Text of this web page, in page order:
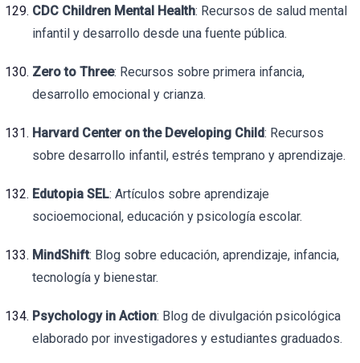
CDC Children Mental Health: Recursos de salud mental
infantil y desarrollo desde una fuente pública.
Zero to Three: Recursos sobre primera infancia,
desarrollo emocional y crianza.
Harvard Center on the Developing Child: Recursos
sobre desarrollo infantil, estrés temprano y aprendizaje.
Edutopia SEL: Artículos sobre aprendizaje
socioemocional, educación y psicología escolar.
MindShift: Blog sobre educación, aprendizaje, infancia,
tecnología y bienestar.
Psychology in Action: Blog de divulgación psicológica
elaborado por investigadores y estudiantes graduados.